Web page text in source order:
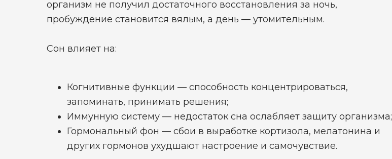
организм не получил достаточного восстановления за ночь,
пробуждение становится вялым, а день — утомительным.
Сон влияет на:
Когнитивные функции — способность концентрироваться,
запоминать, принимать решения;
Иммунную систему — недостаток сна ослабляет защиту организма;
Гормональный фон — сбои в выработке кортизола, мелатонина и
других гормонов ухудшают настроение и самочувствие.